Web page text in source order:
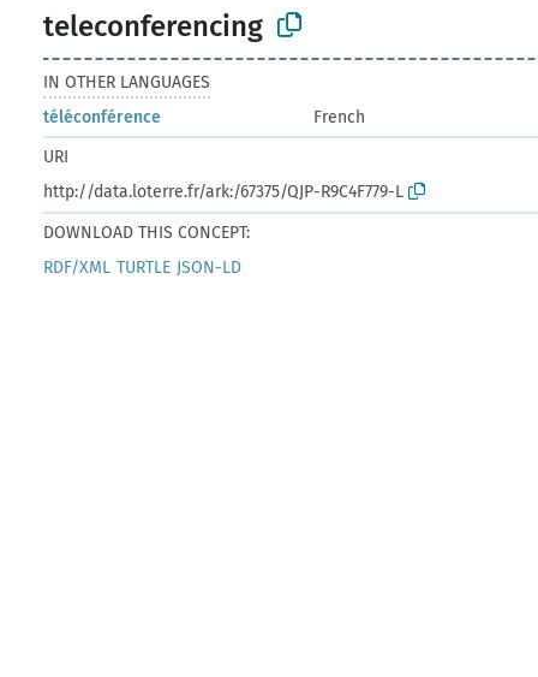
teleconferencing
IN OTHER LANGUAGES
téléconférence
French
URI
http://data.loterre.fr/ark:/67375/QJP-R9C4F779-L
DOWNLOAD THIS CONCEPT:
RDF/XML TURTLE JSON-LD